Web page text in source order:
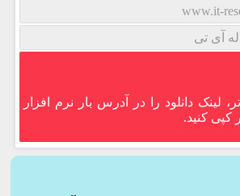
آی تی
لینک دانلود را در آدرس بار نرم افزار
کپی کنید.